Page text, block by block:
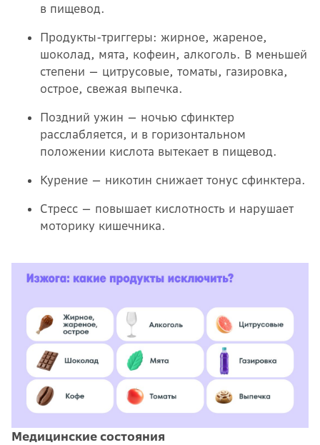
в пищевод.
Продукты-триггеры: жирное, жареное,
шоколад, мята, кофеин, алкоголь. В меньшей
степени — цитрусовые, томаты, газировка,
острое, свежая выпечка.
Поздний ужин — ночью сфинктер
расслабляется, и в горизонтальном
положении кислота вытекает в пищевод.
Курение — никотин снижает тонус сфинктера.
Стресс — повышает кислотность и нарушает
моторику кишечника.
Медицинские состояния